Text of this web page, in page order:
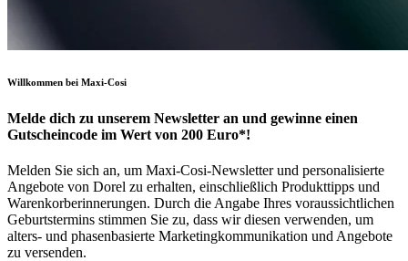
Willkommen bei Maxi-Cosi
Melde dich zu unserem Newsletter an und gewinne einen
Gutscheincode im Wert von 200 Euro*!
Melden Sie sich an, um Maxi-Cosi-Newsletter und personalisierte
Angebote von Dorel zu erhalten, einschließlich Produkttipps und
Warenkorberinnerungen. Durch die Angabe Ihres voraussichtlichen
Geburtstermins stimmen Sie zu, dass wir diesen verwenden, um
alters- und phasenbasierte Marketingkommunikation und Angebote
zu versenden.